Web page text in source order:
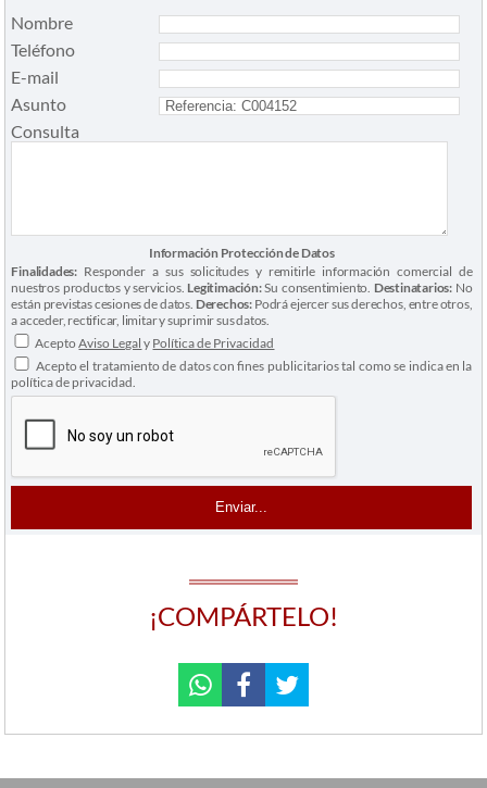
¡COMPÁRTELO!
Nombre
Teléfono
E-mail
Asunto
Consulta
Información Protección de Datos
Finalidades: Responder a sus solicitudes y remitirle información comercial de
nuestros productos y servicios. Legitimación:Su consentimiento. Destinatarios:No
están previstas cesiones de datos. Derechos: Podrá ejercer sus derechos, entre otros,
a acceder, rectificar, limitar y suprimir sus datos.
AceptoAviso Legal y Política de Privacidad
Acepto el tratamiento de datos con fines publicitarios tal como se indica en la
política de privacidad.